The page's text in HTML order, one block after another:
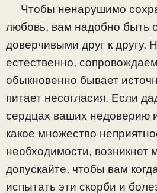
Чтобы ненарушимо
любовь, вам надобно быть
доверчивыми друг к другу.
естественно,
обыкновенно бывает
питает несогласия. Если
сердцах ваших недоверию
какое множество
необходимости, возникнет
допускайте, чтобы вам
испытать эти скорби и